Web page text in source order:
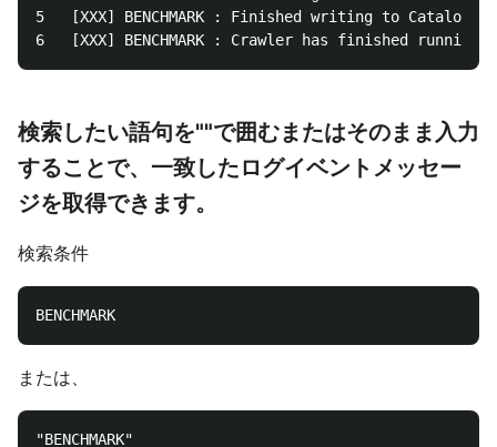
5	[XXX] BENCHMARK : Finished writing to Catalog
検索したい語句を""で囲むまたはそのまま入力
することで、一致したログイベントメッセー
ジを取得できます。
検索条件
または、